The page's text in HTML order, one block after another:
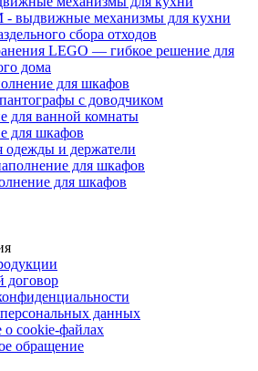
- выдвижные механизмы для кухни
сбора отходов
LEGO — гибкое решение для
дома
для шкафов
с доводчиком
для ванной комнаты
для шкафов
одежды и держатели
для шкафов
для шкафов
договор
данных
cookie-файлах
обращение